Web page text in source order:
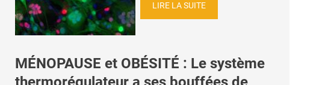
LIRE LA SUITE
MÉNOPAUSE et OBÉSITÉ : Le système